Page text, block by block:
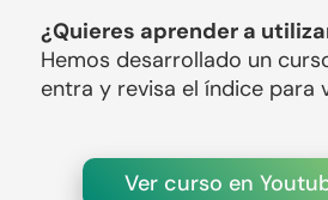
¿Quieres aprender a
Hemos desarrollado un
entra y revisa el índice para
Ver curso en